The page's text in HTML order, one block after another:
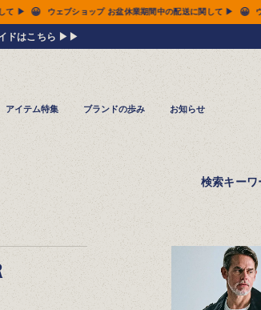
期間中の配送に関して ▶ 😀 ウェブショップ お盆休業期間中の配
ドはこちら ▶▶
アイテム特集 ブランドの歩み お知らせ
検索キーワ